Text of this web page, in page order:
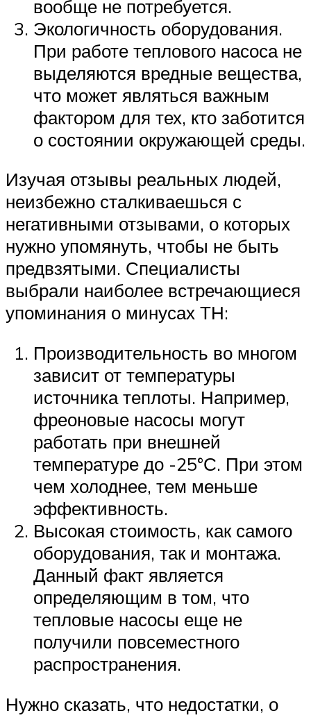
вообще не потребуется.
Экологичность оборудования.
При работе теплового насоса не
выделяются вредные вещества,
что может являться важным
фактором для тех, кто заботится
о состоянии окружающей среды.
Изучая отзывы реальных людей,
неизбежно сталкиваешься с
негативными отзывами, о которых
нужно упомянуть, чтобы не быть
предвзятыми. Специалисты
выбрали наиболее встречающиеся
упоминания о минусах ТН:
Производительность во многом
зависит от температуры
источника теплоты. Например,
фреоновые насосы могут
работать при внешней
температуре до -25°С. При этом
чем холоднее, тем меньше
эффективность.
Высокая стоимость, как самого
оборудования, так и монтажа.
Данный факт является
определяющим в том, что
тепловые насосы еще не
получили повсеместного
распространения.
Нужно сказать, что недостатки, о